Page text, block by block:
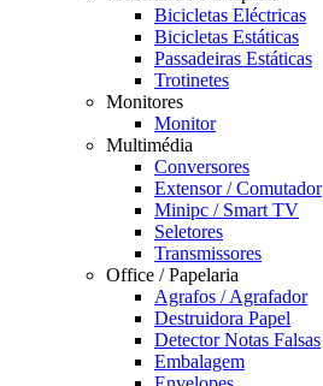
Bicicletas Eléctricas
Bicicletas Estáticas
Passadeiras Estáticas
Trotinetes
Monitores
Monitor
Multimédia
Conversores
Extensor / Comutador
Minipc / Smart TV
Seletores
Transmissores
Office / Papelaria
Agrafos / Agrafador
Destruidora Papel
Detector Notas Falsas
Embalagem